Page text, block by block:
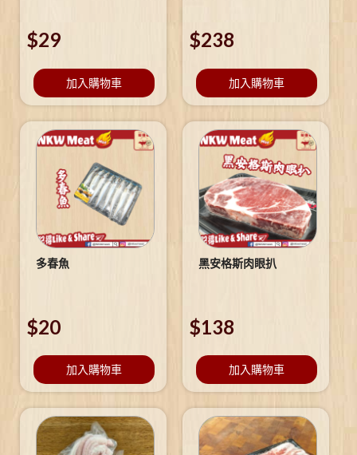
$29
加入購物車
$238
加入購物車
多春魚
$20
加入購物車
黑安格斯肉眼扒
$138
加入購物車